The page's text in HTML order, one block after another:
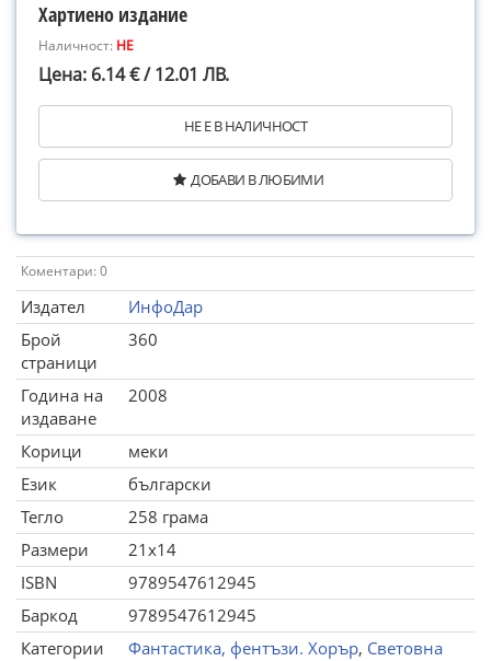
Хартиено издание
Наличност: НЕ
Цена: 6.14 € / 12.01 ЛВ.
НЕ Е В НАЛИЧНОСТ
ДОБАВИ В ЛЮБИМИ
Коментари: 0
Издател
ИнфоДар
Брой
страници
360
Година на
издаване
2008
Корици
меки
Език
български
Тегло
258 грама
Размери
21x14
ISBN
9789547612945
Баркод
9789547612945
Категории
Фантастика, фентъзи. Хорър, Световна